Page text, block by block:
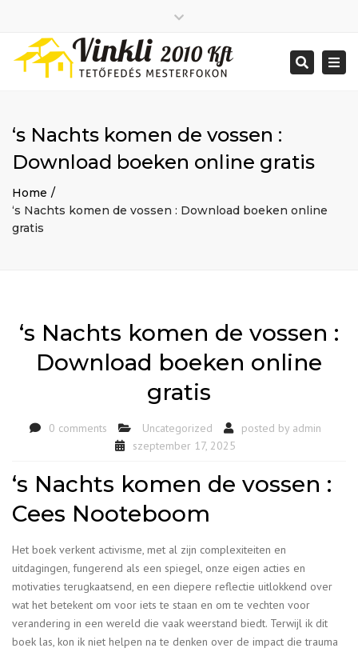
2026 január
2025 december
2025 augusztus
2025 július
2025 június
2014 december
Big buildings
Home
Renovations
+ 386 40 111 5555
info@yourdomain.com
top
bar
Search
‘s Nachts komen de vossen :
Download boeken online gratis
Home
‘s Nachts komen de vossen : Download boeken online
gratis
‘s Nachts komen de vossen :
Download boeken online
gratis
0 comments Uncategorized posted by admin
szeptember 17, 2025
‘s Nachts komen de vossen :
Cees Nooteboom
Het boek verkent activisme, met al zijn complexiteiten en
uitdagingen, fungerend als een spiegel, onze eigen acties en
motivaties terugkaatsend, en een diepere reflectie uitlokkend over
wat het betekent om voor iets te staan en om te vechten voor
verandering in een wereld die vaak weerstand biedt. Terwijl ik dit
boek las, kon ik niet helpen na te denken over de impact die trauma